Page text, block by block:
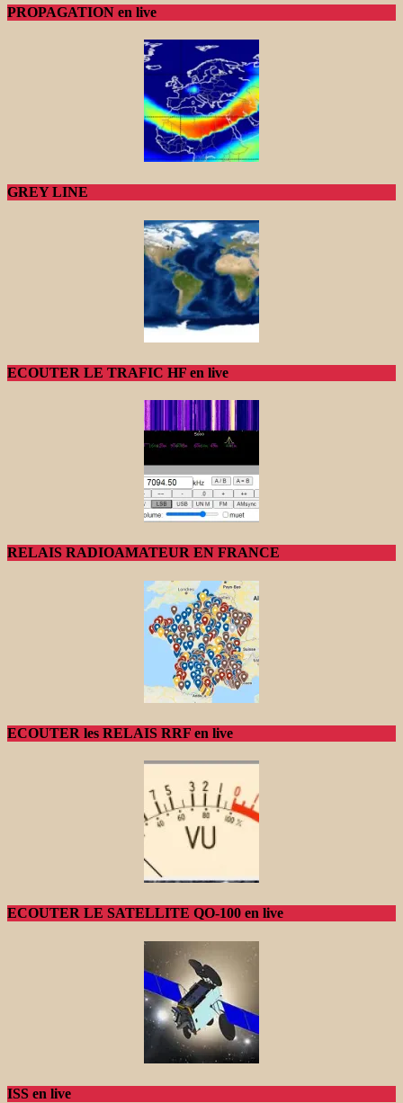
PROPAGATION en live
GREY LINE
ECOUTER LE TRAFIC HF en live
RELAIS RADIOAMATEUR EN FRANCE
ECOUTER les RELAIS RRF en live
ECOUTER LE SATELLITE QO-100 en live
ISS en live